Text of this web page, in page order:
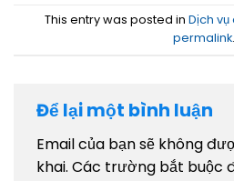
This entry was posted in Dịch vụ
permalink.
Để lại một bình luận
Email của bạn sẽ không
khai. Các trường bắt buộc